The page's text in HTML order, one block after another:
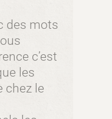
des mots
c’est
les
chez le